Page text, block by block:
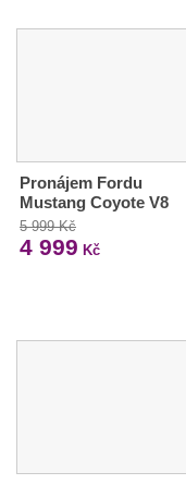
Pronájem Fordu
Mustang Coyote V8
5 999 Kč
4 999 Kč